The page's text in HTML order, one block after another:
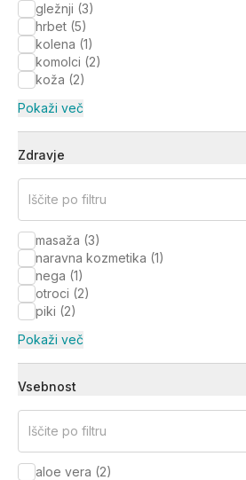
gležnji (3)
hrbet (5)
kolena (1)
komolci (2)
koža (2)
Pokaži več
Zdravje
Iščite po filtru
masaža (3)
naravna kozmetika (1)
nega (1)
otroci (2)
piki (2)
Pokaži več
Vsebnost
Iščite po filtru
aloe vera (2)